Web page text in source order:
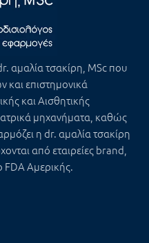
αμαλία τσακίρη, MScπου
και επιστημονικά
και Αισθητικής
μηχανήματα, καθώς
η dr. αμαλία τσακίρη
από εταιρείες brand,
FDA Αμερικής.